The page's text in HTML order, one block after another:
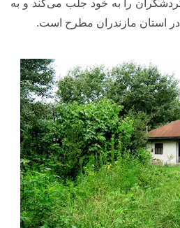
گردشگران را به خود جلب می‌کند و به
استان مازندران مطرح است.